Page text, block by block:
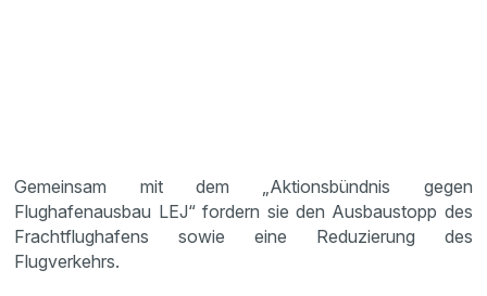
Gemeinsam mit dem „Aktionsbündnis gegen
Flughafenausbau LEJ“ fordern sie den Ausbaustopp des
Frachtflughafens sowie eine Reduzierung des
Flugverkehrs.